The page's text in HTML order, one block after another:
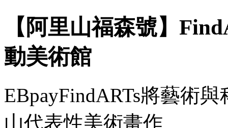
【阿里山福森號】
動美術館
EBpayFindARTs將藝術
山代表性美術畫作